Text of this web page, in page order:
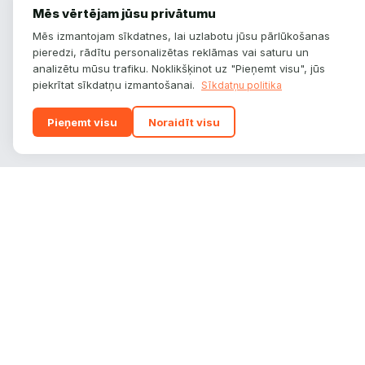
Mēs vērtējam jūsu privātumu
Mēs izmantojam sīkdatnes, lai uzlabotu jūsu pārlūkošanas
pieredzi, rādītu personalizētas reklāmas vai saturu un
analizētu mūsu trafiku. Noklikšķinot uz "Pieņemt visu", jūs
piekrītat sīkdatņu izmantošanai. Sīkdatņu politika
Pieņemt visu Noraidīt visu